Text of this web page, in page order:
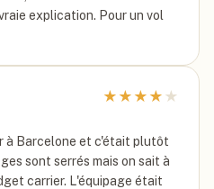
explication. Pour un vol
★ ★ ★ ★ ★
à Barcelone et c'était plutôt
sont serrés mais on sait à
carrier. L'équipage était